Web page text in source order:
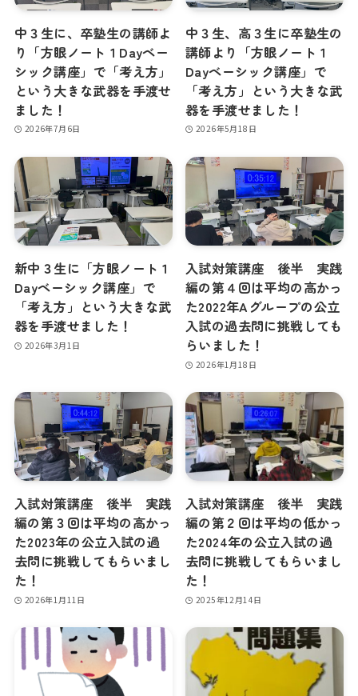
中３生に、卒塾生の講師よ
り「方眼ノート１Dayベー
シック講座」で「考え方」
という大きな武器を手渡せ
ました！
2026年7月6日
中３生、高３生に卒塾生の
講師より「方眼ノート１
Dayベーシック講座」で
「考え方」という大きな武
器を手渡せました！
2026年5月18日
新中３生に「方眼ノート１
Dayベーシック講座」で
「考え方」という大きな武
器を手渡せました！
2026年3月1日
入試対策講座 後半 実践
編の第４回は平均の高かっ
た2022年Aグループの公立
入試の過去問に挑戦しても
らいました！
2026年1月18日
入試対策講座 後半 実践
編の第３回は平均の高かっ
た2023年の公立入試の過
去問に挑戦してもらいまし
た！
2026年1月11日
入試対策講座 後半 実践
編の第２回は平均の低かっ
た2024年の公立入試の過
去問に挑戦してもらいまし
た！
2025年12月14日